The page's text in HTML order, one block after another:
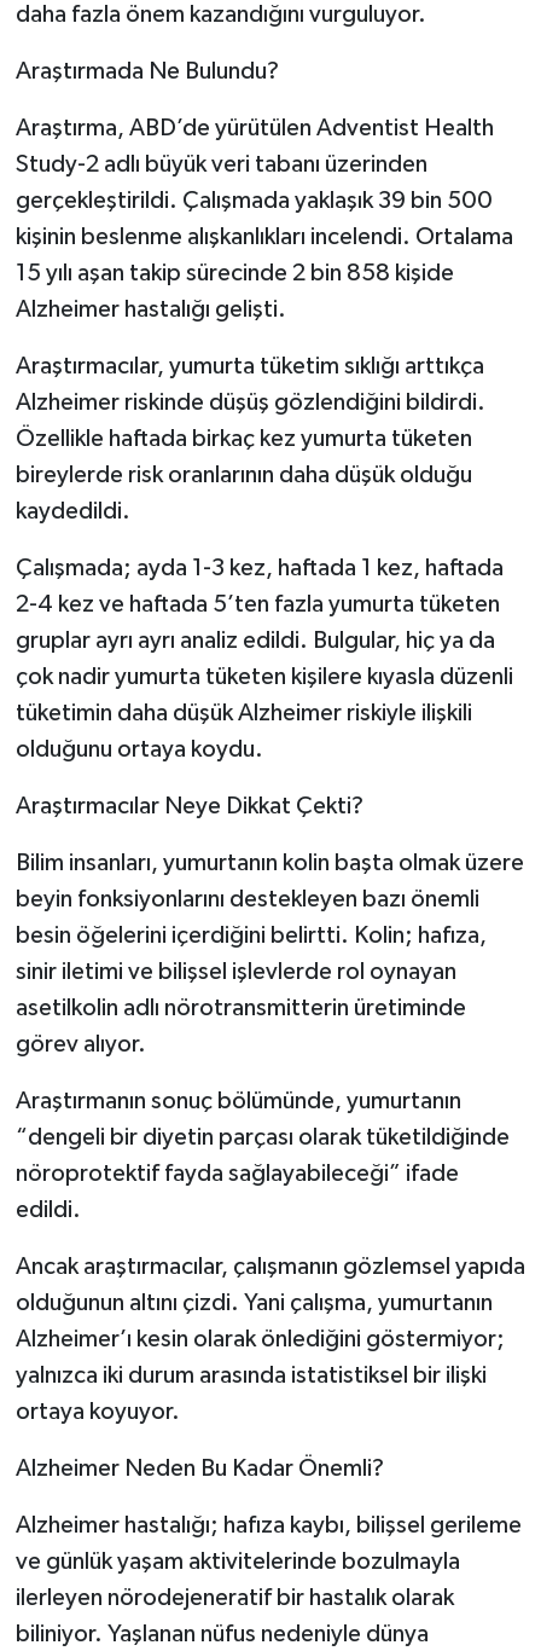
daha fazla önem kazandığını vurguluyor.
Araştırmada Ne Bulundu?
Araştırma, ABD’de yürütülen Adventist Health
Study-2 adlı büyük veri tabanı üzerinden
gerçekleştirildi. Çalışmada yaklaşık 39 bin 500
kişinin beslenme alışkanlıkları incelendi. Ortalama
15 yılı aşan takip sürecinde 2 bin 858 kişide
Alzheimer hastalığı gelişti.
Araştırmacılar, yumurta tüketim sıklığı arttıkça
Alzheimer riskinde düşüş gözlendiğini bildirdi.
Özellikle haftada birkaç kez yumurta tüketen
bireylerde risk oranlarının daha düşük olduğu
kaydedildi.
Çalışmada; ayda 1-3 kez, haftada 1 kez, haftada
2-4 kez ve haftada 5’ten fazla yumurta tüketen
gruplar ayrı ayrı analiz edildi. Bulgular, hiç ya da
çok nadir yumurta tüketen kişilere kıyasla düzenli
tüketimin daha düşük Alzheimer riskiyle ilişkili
olduğunu ortaya koydu.
Araştırmacılar Neye Dikkat Çekti?
Bilim insanları, yumurtanın kolin başta olmak üzere
beyin fonksiyonlarını destekleyen bazı önemli
besin öğelerini içerdiğini belirtti. Kolin; hafıza,
sinir iletimi ve bilişsel işlevlerde rol oynayan
asetilkolin adlı nörotransmitterin üretiminde
görev alıyor.
Araştırmanın sonuç bölümünde, yumurtanın
“dengeli bir diyetin parçası olarak tüketildiğinde
nöroprotektif fayda sağlayabileceği” ifade
edildi.
Ancak araştırmacılar, çalışmanın gözlemsel yapıda
olduğunun altını çizdi. Yani çalışma, yumurtanın
Alzheimer’ı kesin olarak önlediğini göstermiyor;
yalnızca iki durum arasında istatistiksel bir ilişki
ortaya koyuyor.
Alzheimer Neden Bu Kadar Önemli?
Alzheimer hastalığı; hafıza kaybı, bilişsel gerileme
ve günlük yaşam aktivitelerinde bozulmayla
ilerleyen nörodejeneratif bir hastalık olarak
biliniyor. Yaşlanan nüfus nedeniyle dünya